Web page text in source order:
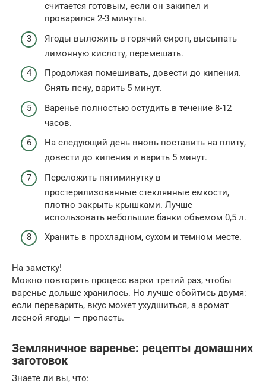
считается готовым, если он закипел и
проварился 2-3 минуты.
Ягоды выложить в горячий сироп, высыпать
лимонную кислоту, перемешать.
Продолжая помешивать, довести до кипения.
Снять пену, варить 5 минут.
Варенье полностью остудить в течение 8-12
часов.
На следующий день вновь поставить на плиту,
довести до кипения и варить 5 минут.
Переложить пятиминутку в
простерилизованные стеклянные емкости,
плотно закрыть крышками. Лучше
использовать небольшие банки объемом 0,5 л.
Хранить в прохладном, сухом и темном месте.
На заметку!
Можно повторить процесс варки третий раз, чтобы
варенье дольше хранилось. Но лучше обойтись двумя:
если переварить, вкус может ухудшиться, а аромат
лесной ягоды — пропасть.
Земляничное варенье: рецепты домашних
заготовок
Знаете ли вы, что: